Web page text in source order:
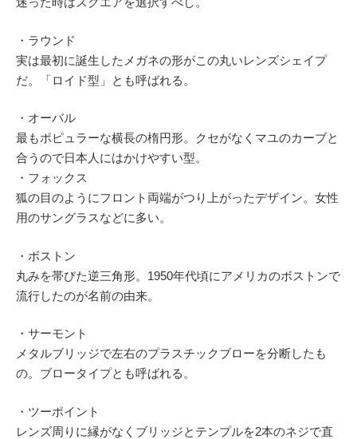
・ラウンド
実は最初に誕生したメガネの形がこの丸いレンズシェイプ
だ。「ロイド型」とも呼ばれる。
・オーバル
最もポピュラーな横長の楕円形。クセがなくマユのカーブと
合うので日本人にはかけやすい型。
・フォックス
狐の目のようにフロント両端がつり上がったデザイン。女性
用のサングラスなどに多い。
・ボストン
丸みを帯びた逆三角形。1950年代頃にアメリカのボストンで
流行したのが名前の由来。
・サーモント
メタルブリッジで左右のプラスチックブローを分断したも
の。ブロータイプとも呼ばれる。
・ツーポイント
レンズ周りに縁がなくブリッジとテンプルを2本のネジで直